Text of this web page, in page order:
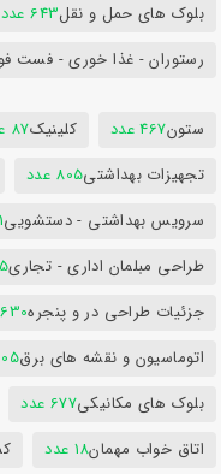
بلوک های حمل و نقل643 عدد
رستوران - غذا خوری - فست
ستون467 عدد کلینیک87 عدد
تجهیزات بهداشتی805 عدد
سرویس بهداشتی - دستشویی
طراحی مبلمان اداری - تجاری
جزئیات طراحی در و پنجره3630
اتوماسیون و نقشه های برق905
بلوک های مکانیکی677 عدد
اتاق خواب مهمان18 عدد